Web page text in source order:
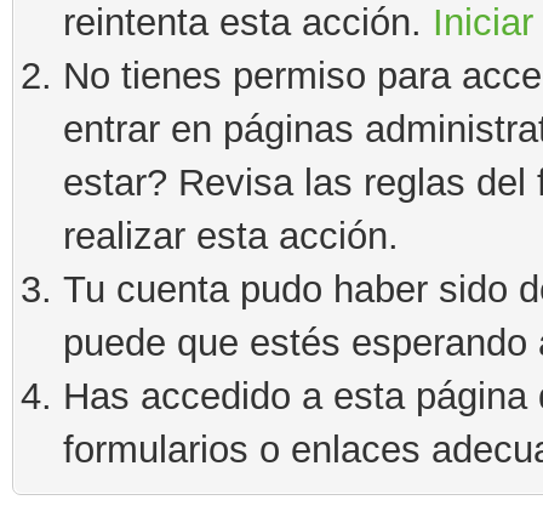
reintenta esta acción.
No tienes permiso para
entrar en páginas
estar? Revisa las reglas
realizar esta acción.
Tu cuenta pudo haber sido
puede que estés esperando
Has accedido a esta
formularios o enlaces